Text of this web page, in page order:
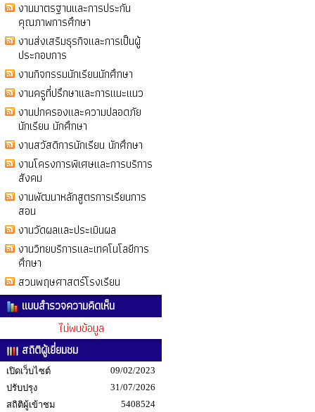
งานมาตรฐานและการประกัน
คุณภาพการศึกษา
งานส่งเสริมธุรกิจและการเป็นผู้
ประกอบการ
งานกิจกรรมนักเรียนนักศึกษา
งานครูที่ปรึกษาและการแนะแนว
งานปกครองและความปลอดภัย
นักเรียน นักศึกษา
งานสวัสดิการนักเรียน นักศึกษา
งานโครงการพิเศษและการบริการ
สังคม
งานพัฒนาหลักสูตรการเรียนการ
สอน
งานวัดผลและประเมินผล
งานวิทยบริการและเทคโนโลยีการ
ศึกษา
สวนพฤษศาสตร์โรงเรียน
แบบสำรวจความคิดเห็น
ไม่พบข้อมูล
สถิติผู้เยี่ยมชม
เปิดเว็บไซต์
09/02/2023
ปรับปรุง
31/07/2026
สถิติผู้เข้าชม
5408524